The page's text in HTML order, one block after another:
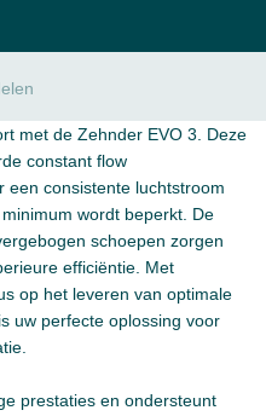
met de Zehnder EVO 3. Deze
constant flow
een consistente luchtstroom
wordt beperkt. De
schoepen zorgen
efficiëntie. Met
op het leveren van optimale
uw perfecte oplossing voor
prestaties en ondersteunt